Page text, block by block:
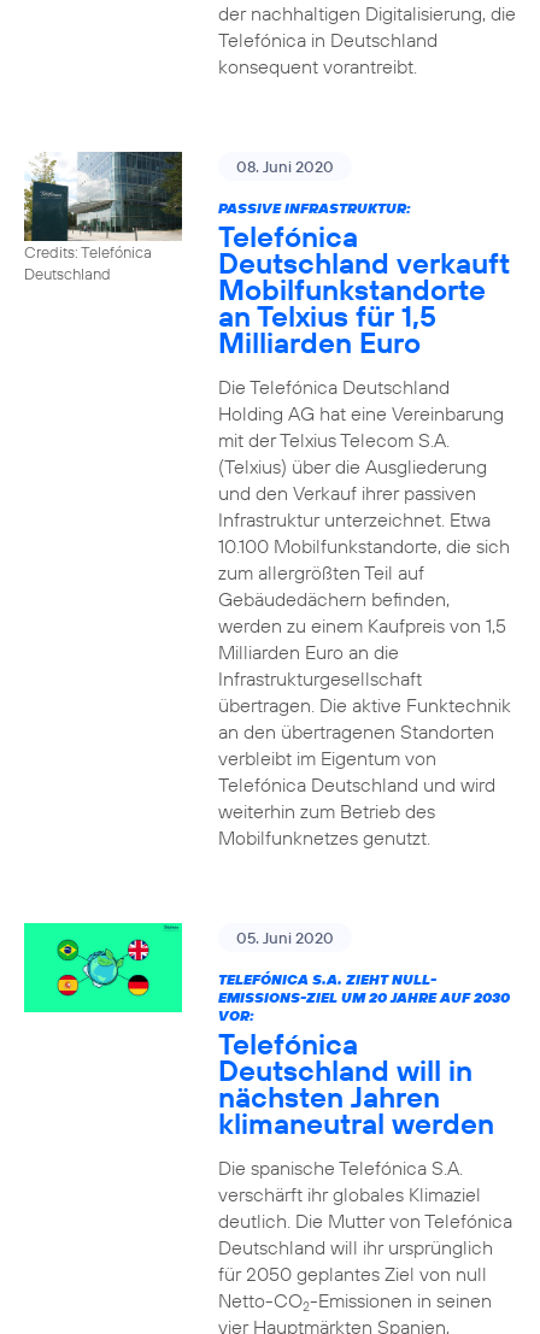
der nachhaltigen Digitalisierung, die
Telefónica in Deutschland
konsequent vorantreibt.
Credits: Telefónica
Deutschland
08. Juni 2020
PASSIVE INFRASTRUKTUR:
Telefónica
Deutschland verkauft
Mobilfunkstandorte
an Telxius für 1,5
Milliarden Euro
Die Telefónica Deutschland
Holding AG hat eine Vereinbarung
mit der Telxius Telecom S.A.
(Telxius) über die Ausgliederung
und den Verkauf ihrer passiven
Infrastruktur unterzeichnet. Etwa
10.100 Mobilfunkstandorte, die sich
zum allergrößten Teil auf
Gebäudedächern befinden,
werden zu einem Kaufpreis von 1,5
Milliarden Euro an die
Infrastrukturgesellschaft
übertragen. Die aktive Funktechnik
an den übertragenen Standorten
verbleibt im Eigentum von
Telefónica Deutschland und wird
weiterhin zum Betrieb des
Mobilfunknetzes genutzt.
05. Juni 2020
TELEFÓNICA S.A. ZIEHT NULL-
EMISSIONS-ZIEL UM 20 JAHRE AUF 2030
VOR:
Telefónica
Deutschland will in
nächsten Jahren
klimaneutral werden
Die spanische Telefónica S.A.
verschärft ihr globales Klimaziel
deutlich. Die Mutter von Telefónica
Deutschland will ihr ursprünglich
für 2050 geplantes Ziel von null
Netto-CO2-Emissionen in seinen
vier Hauptmärkten Spanien,